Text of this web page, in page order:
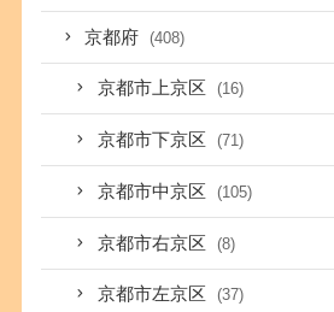
京都府 (408)
京都市上京区 (16)
京都市下京区 (71)
京都市中京区 (105)
京都市右京区 (8)
京都市左京区 (37)